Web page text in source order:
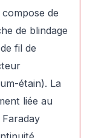
de
de blindage
fil de
étain). La
liée au